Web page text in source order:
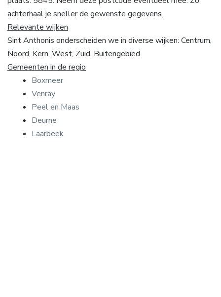
achterhaal je sneller de gewenste gegevens.
Relevante wijken
Sint Anthonis onderscheiden we in diverse wijken: Centrum,
Noord, Kern, West, Zuid, Buitengebied
Gemeenten in de regio
Boxmeer
Venray
Peel en Maas
Deurne
Laarbeek